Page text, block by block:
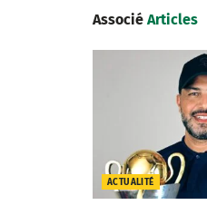
Associé Articles
ACTUALITÉ